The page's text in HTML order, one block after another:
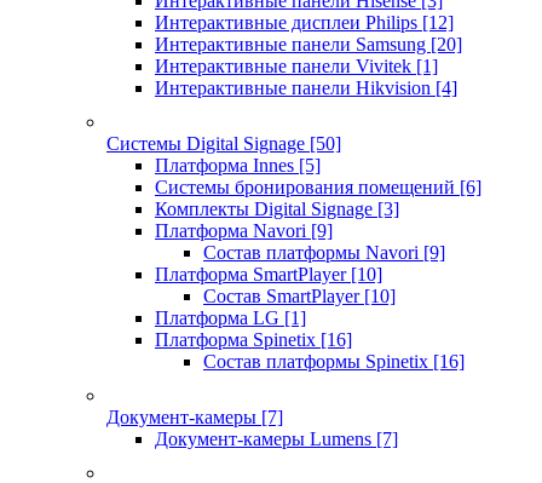
Интерактивные дисплеи Philips [12]
Интерактивные панели Samsung [20]
Интерактивные панели Vivitek [1]
Интерактивные панели Hikvision [4]
Системы Digital Signage [50]
Платформа Innes [5]
Системы бронирования помещений [6]
Комплекты Digital Signage [3]
Платформа Navori [9]
Состав платформы Navori [9]
Платформа SmartPlayer [10]
Состав SmartPlayer [10]
Платформа LG [1]
Платформа Spinetix [16]
Состав платформы Spinetix [16]
Документ-камеры [7]
Документ-камеры Lumens [7]